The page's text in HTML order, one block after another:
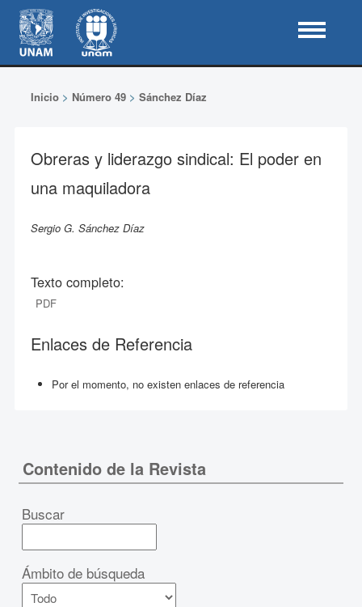
Inicio> Número 49> Sánchez Díaz
Obreras y liderazgo sindical: El poder en
una maquiladora
Sergio G. Sánchez Díaz
Texto completo:
PDF
Enlaces de Referencia
Por el momento, no existen enlaces de referencia
Contenido de la Revista
Buscar
Ámbito de búsqueda